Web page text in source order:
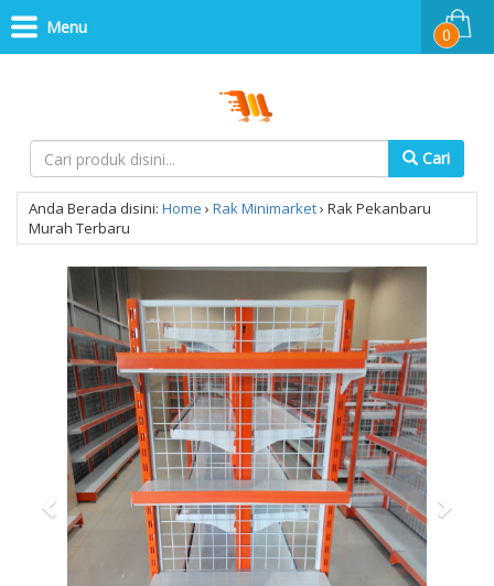
Cari
0
Menu
Anda Berada disini: Home › Rak Minimarket› Rak Pekanbaru
Murah Terbaru